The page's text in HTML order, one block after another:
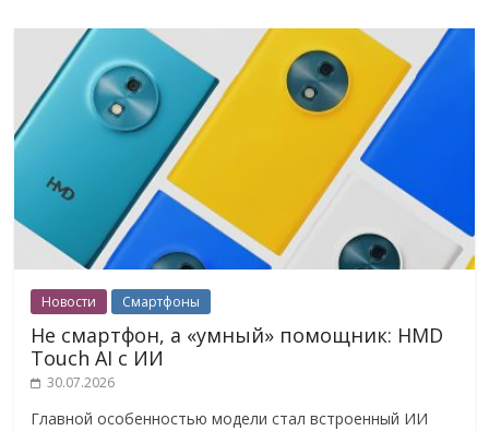
Новости Смартфоны
Не смартфон, а «умный» помощник: HMD
Touch AI с ИИ
30.07.2026
Главной особенностью модели стал встроенный ИИ